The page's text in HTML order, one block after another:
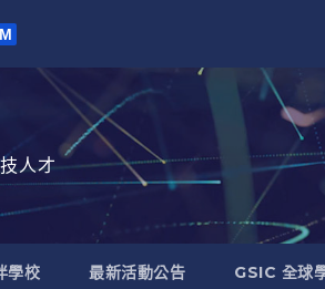
人才
學校 最新活動公告 GSIC 全球